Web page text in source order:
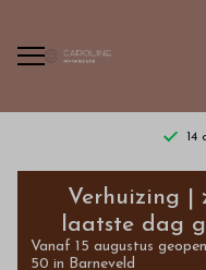
14
Kaarten
A6
Verhuizing |
laatste dag
Vanaf 15 augustus
50 in Barneveld